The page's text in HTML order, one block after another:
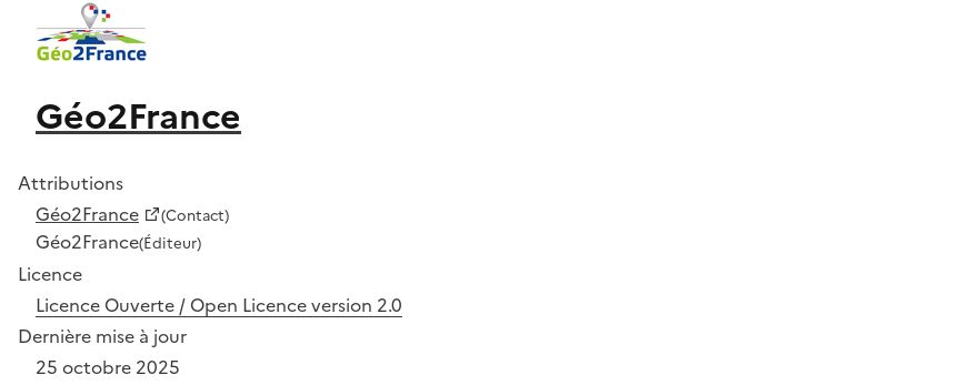
Géo2France
Attributions
Géo2France
(Contact)
Géo2France(Éditeur)
Licence
Licence Ouverte / Open Licence version 2.0
Dernière mise à jour
25 octobre 2025